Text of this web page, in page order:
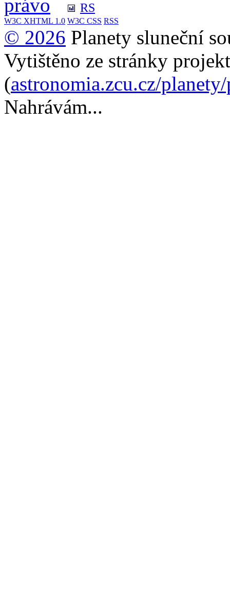
RS
W3C XHTML 1.0 W3C CSS RSS
© 2026 Planety sluneční
Vytištěno ze stránky
(astronomia.zcu.cz/
Nahrávám...